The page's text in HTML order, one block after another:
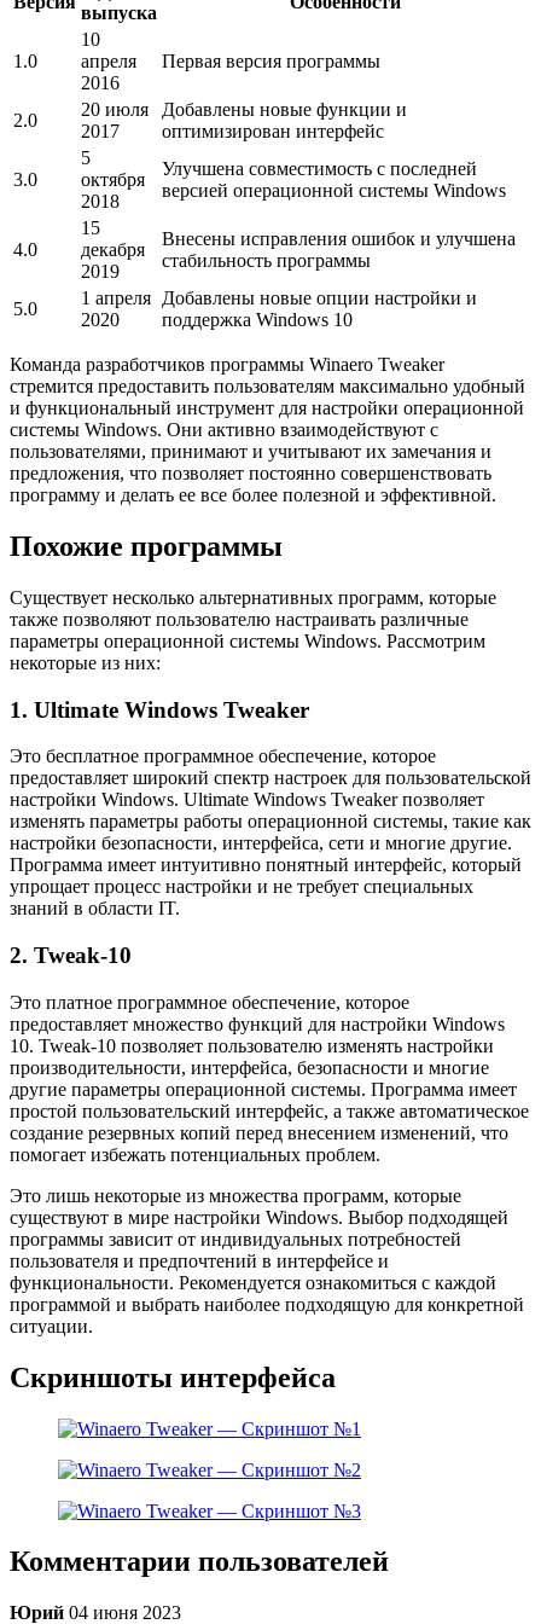
выпуска
1.0
10
апреля
2016
Первая версия программы
2.0
20 июля
2017
Добавлены новые функции и
оптимизирован интерфейс
3.0
5
октября
2018
Улучшена совместимость с последней
версией операционной системы Windows
4.0
15
декабря
2019
Внесены исправления ошибок и улучшена
стабильность программы
5.0
1 апреля
2020
Добавлены новые опции настройки и
поддержка Windows 10
Команда разработчиков программы Winaero Tweaker
стремится предоставить пользователям максимально удобный
и функциональный инструмент для настройки операционной
системы Windows. Они активно взаимодействуют с
пользователями, принимают и учитывают их замечания и
предложения, что позволяет постоянно совершенствовать
программу и делать ее все более полезной и эффективной.
Похожие программы
Существует несколько альтернативных программ, которые
также позволяют пользователю настраивать различные
параметры операционной системы Windows. Рассмотрим
некоторые из них:
1. Ultimate Windows Tweaker
Это бесплатное программное обеспечение, которое
предоставляет широкий спектр настроек для пользовательской
настройки Windows. Ultimate Windows Tweaker позволяет
изменять параметры работы операционной системы, такие как
настройки безопасности, интерфейса, сети и многие другие.
Программа имеет интуитивно понятный интерфейс, который
упрощает процесс настройки и не требует специальных
знаний в области IT.
2. Tweak-10
Это платное программное обеспечение, которое
предоставляет множество функций для настройки Windows
10. Tweak-10 позволяет пользователю изменять настройки
производительности, интерфейса, безопасности и многие
другие параметры операционной системы. Программа имеет
простой пользовательский интерфейс, а также автоматическое
создание резервных копий перед внесением изменений, что
помогает избежать потенциальных проблем.
Это лишь некоторые из множества программ, которые
существуют в мире настройки Windows. Выбор подходящей
программы зависит от индивидуальных потребностей
пользователя и предпочтений в интерфейсе и
функциональности. Рекомендуется ознакомиться с каждой
программой и выбрать наиболее подходящую для конкретной
ситуации.
Скриншоты интерфейса
Комментарии пользователей
Юрий 04 июня 2023